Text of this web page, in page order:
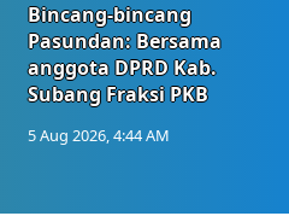
Bincang-bincang
Pasundan: Bersama
anggota DPRD Kab.
Subang Fraksi PKB
5 Aug 2026, 4:44 AM